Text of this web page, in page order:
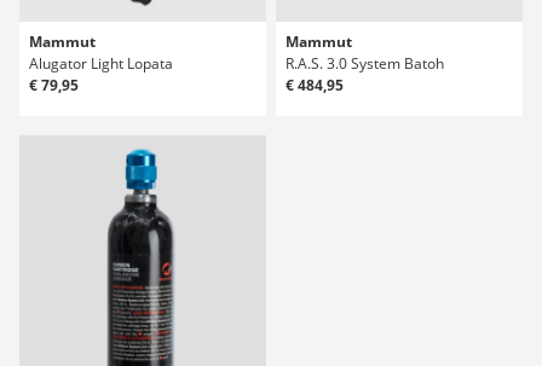
Mammut
Alugator Light Lopata
€ 79,95
Mammut
R.A.S. 3.0 System Batoh
€ 484,95